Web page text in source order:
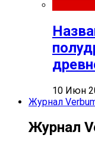
10 Июн
Журнал
Журнал